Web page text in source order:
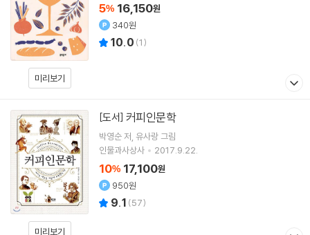
미리보기
5% 16,150원
340원
10.0 (1)
미리보기
[도서] 커피인문학
박영순저 유사랑그림
인물과사상사
2017.9.22.
10% 17,100원
950원
9.1 (57)